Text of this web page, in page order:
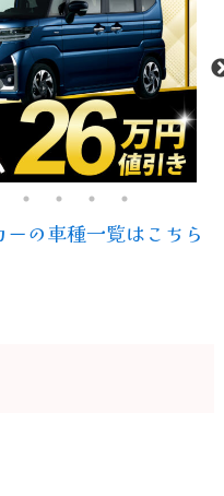
ーの車種一覧はこちら